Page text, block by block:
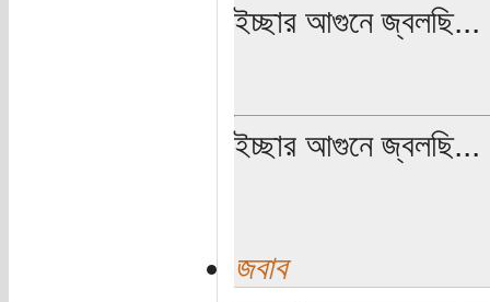
ইচ্ছার আগুনে জ্বলছি...
ইচ্ছার আগুনে জ্বলছি...
জবাব